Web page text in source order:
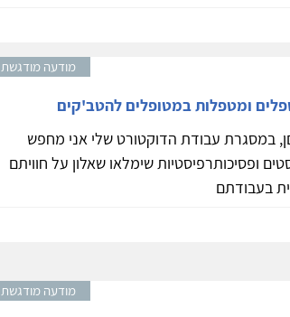
מודעה מודגשת
ומטפלות במטופלים להטב'קים
במסגרת עבודת הדוקטורט שלי אני מחפש
ופסיכותרפיסטיות שימלאו שאלון על חוויתם
בעבודתם
מודעה מודגשת